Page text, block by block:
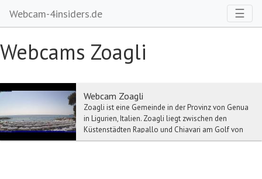
Webcam-4insiders.de ☰
Webcams Zoagli
Webcam Zoagli
Zoagli ist eine Gemeinde in der Provinz von Genua
in Ligurien, Italien. Zoagli liegt zwischen den
Küstenstädten Rapallo und Chiavari am Golf von
Ti...